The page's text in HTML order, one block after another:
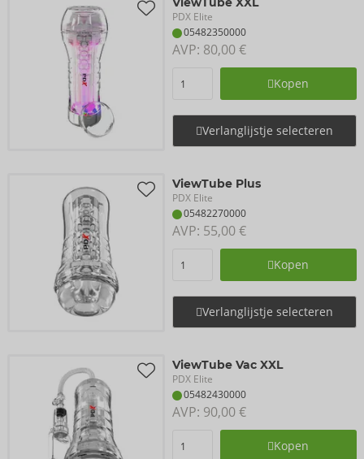
PDX Elite
05482350000
AVP: 80,00 €
Kopen
Verlanglijstje selecteren
ViewTube Plus
PDX Elite
05482270000
AVP: 55,00 €
Kopen
Verlanglijstje selecteren
ViewTube Vac XXL
PDX Elite
05482430000
AVP: 90,00 €
Kopen